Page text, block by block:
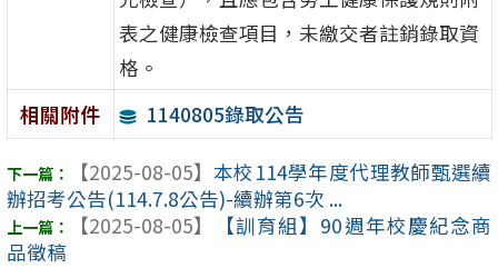
表之健康檢查項目，未繳交者註銷錄取資
格。
相關附件
1140805錄取公告
【2025-08-05】 本校114學年度代理教師甄選續
辦招考公告(114.7.8公告)-續辦第6次 ...
【2025-08-05】
【訓育組】90週年校慶紀念商
品徵稿